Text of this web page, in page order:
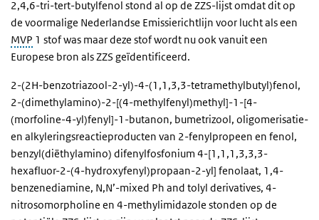
2,4,6-tri-tert-butylfenol stond al op de ZZS-lijst omdat dit op
de voormalige Nederlandse Emissierichtlijn voor lucht als een
MVP 1 stof was maar deze stof wordt nu ook vanuit een
Europese bron als ZZS geïdentificeerd.
2-(2H-benzotriazool-2-yl)-4-(1,1,3,3-tetramethylbutyl)fenol,
2-(dimethylamino)-2-[(4-methylfenyl)methyl]-1-[4-
(morfoline-4-yl)fenyl]-1-butanon, bumetrizool, oligomerisatie-
en alkyleringsreactieproducten van 2-fenylpropeen en fenol,
benzyl(diëthylamino) difenylfosfonium 4-[1,1,1,3,3,3-
hexafluor-2-(4-hydroxyfenyl)propaan-2-yl] fenolaat, 1,4-
benzenediamine, N,N’-mixed Ph and tolyl derivatives, 4-
nitrosomorpholine en 4-methylimidazole stonden op de